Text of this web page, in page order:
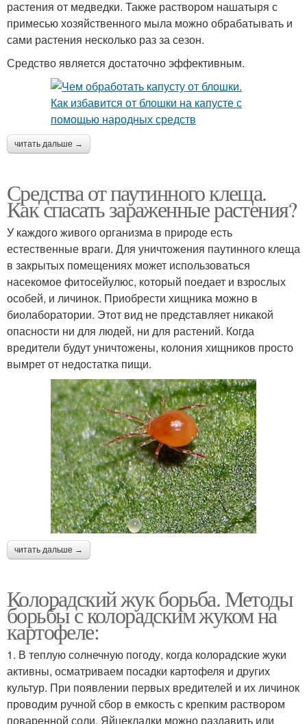
растения от медведки. Также раствором нашатыря с
примесью хозяйственного мыла можно обрабатывать и
сами растения несколько раз за сезон.
Средство является достаточно эффективным.
читать дальше →
Средства от паутинного клеща.
Как спасать зараженные растения?
У каждого живого организма в природе есть
естественные враги. Для уничтожения паутинного клеща
в закрытых помещениях может использоваться
насекомое фитосейулюс, который поедает и взрослых
особей, и личинок. Приобрести хищника можно в
биолаборатории. Этот вид не представляет никакой
опасности ни для людей, ни для растений. Когда
вредители будут уничтожены, колония хищников просто
вымрет от недостатка пищи.
читать дальше →
Колорадский жук борьба. Методы
борьбы с колорадским жуком на
картофеле:
1. В теплую солнечную погоду, когда колорадские жуки
активны, осматриваем посадки картофеля и других
культур. При появлении первых вредителей и их личинок
проводим ручной сбор в емкость с крепким раствором
поваренной соли. Яйцекладки можно раздавить или